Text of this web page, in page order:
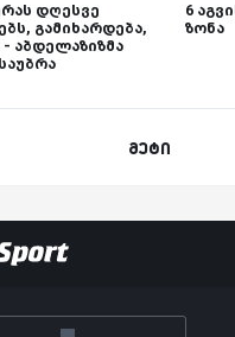
დღესვე
გამიხარდება,
- აბდელაზიზმა
6
ზონა
მეტი